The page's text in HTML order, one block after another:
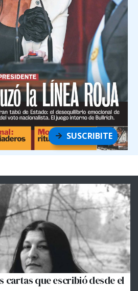
SUSCRIBITE
cartas que escribió desde el